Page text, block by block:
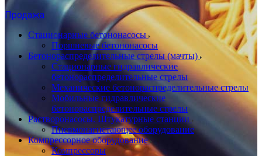
Продажа
Стационарные бетононасосы
Поршневые бетононасосы
Бетонораспределительные стрелы (мачты)
Стационарные гидравлические
бетонораспределительные стрелы
Механические бетонораспределительные стрелы
Мобильные гидравлические
бетонораспределительные стрелы
Растворонасосы. Штукатурные станции
Пневмонагнетающее оборудование
Компрессорное оборудование
Компрессоры